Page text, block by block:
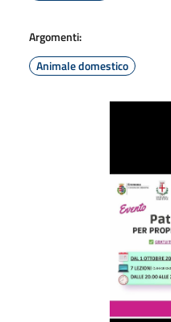
Argomenti:
Animale domestico